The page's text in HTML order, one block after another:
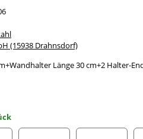
(15938 Drahnsdorf)
Länge 30 cm+2 Halter-